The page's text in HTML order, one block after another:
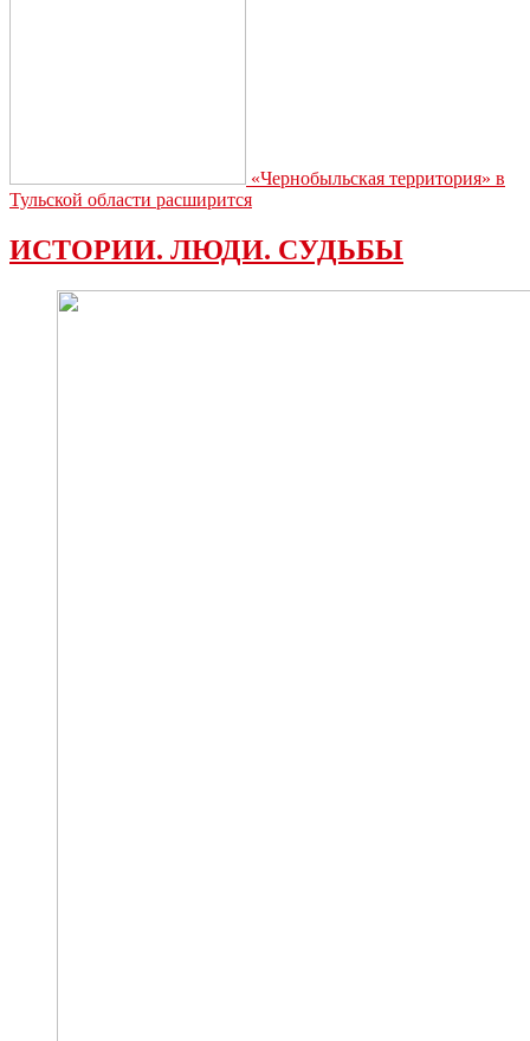
«Чернобыльская территория» в
Тульской области расширится
ИСТОРИИ. ЛЮДИ. СУДЬБЫ